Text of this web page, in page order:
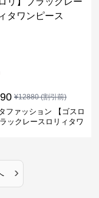
¥12880(割引前)
ファッション 【ゴスロ
ックレースロリィタワ
›